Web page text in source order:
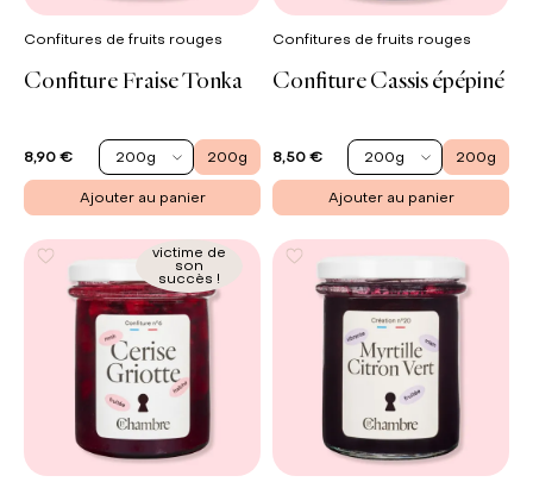
Confitures de fruits rouges
Confiture Fraise Tonka
8,90 € 200g 200g
Ajouter au panier
Confitures de fruits rouges
Confiture Cassis épépiné
8,50 € 200g 200g
Ajouter au panier
victime de
son
succès !